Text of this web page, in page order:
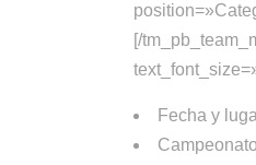
[/
Fecha y